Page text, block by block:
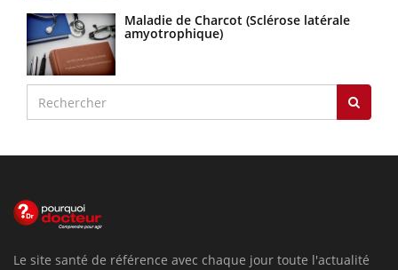
Maladie de Charcot (Sclérose latérale
amyotrophique)
Le site santé de référence avec chaque jour toute l'actualité